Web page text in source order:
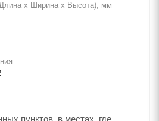
х Ширина х Высота), мм
пунктов, в местах, где